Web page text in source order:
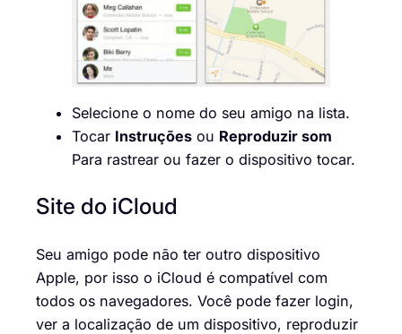
Selecione o nome do seu amigo na lista.
Tocar Instruções ou Reproduzir som
Para rastrear ou fazer o dispositivo tocar.
Site do iCloud
Seu amigo pode não ter outro dispositivo
Apple, por isso o iCloud é compatível com
todos os navegadores. Você pode fazer login,
ver a localização de um dispositivo, reproduzir